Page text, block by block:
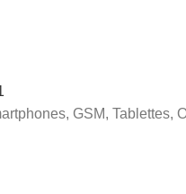
GSM, Tablettes,